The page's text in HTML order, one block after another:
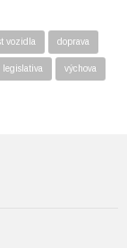
vozidla doprava
legislativa výchova